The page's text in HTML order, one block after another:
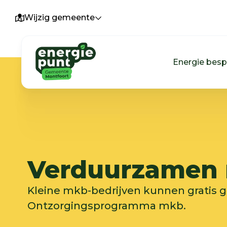
Wijzig gemeente
Energie
Kleine mkb-bedrijven kunnen gratis
Ontzorgingsprogramma mkb.